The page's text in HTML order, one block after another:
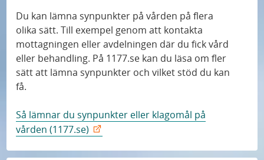
Du kan lämna synpunkter på vården på flera
olika sätt. Till exempel genom att kontakta
mottagningen eller avdelningen där du fick vård
eller behandling. På 1177.se kan du läsa om fler
sätt att lämna synpunkter och vilket stöd du kan
få.
Så lämnar du synpunkter eller klagomål på
vården (1177.se)